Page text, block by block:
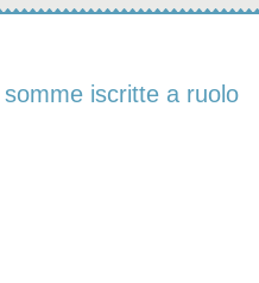
iscritte a ruolo